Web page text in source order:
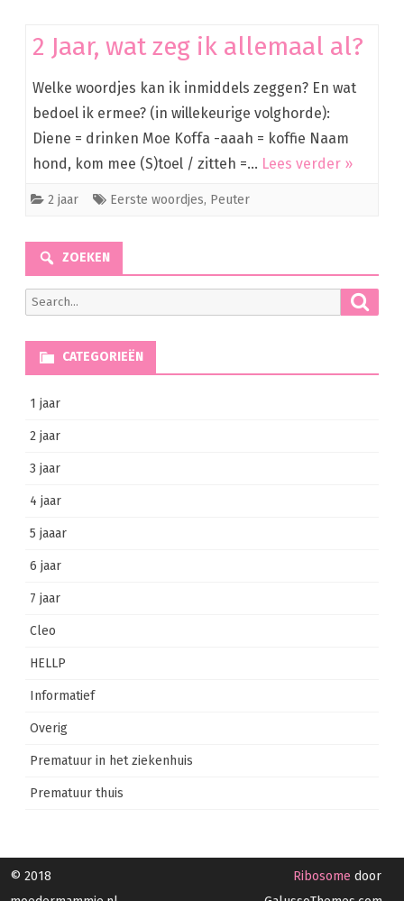
2 Jaar, wat zeg ik allemaal al?
Welke woordjes kan ik inmiddels zeggen? En wat
bedoel ik ermee? (in willekeurige volghorde):
Diene = drinken Moe Koffa -aaah = koffie Naam
hond, kom mee (S)toel / zitteh =… Lees verder »
2 jaar Eerste woordjes, Peuter
ZOEKEN
Search
for:
CATEGORIEËN
1 jaar
2 jaar
3 jaar
4 jaar
5 jaaar
6 jaar
7 jaar
Cleo
HELLP
Informatief
Overig
Prematuur in het ziekenhuis
Prematuur thuis
© 2018
Ribosome door